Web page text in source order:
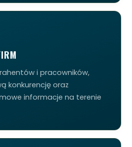
i pracowników,
konkurencję oraz
informacje na terenie